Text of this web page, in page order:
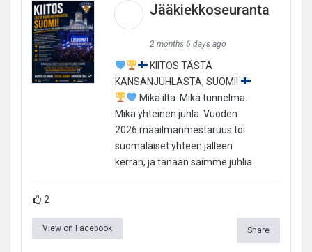
Jääkiekkoseuranta
2 months 6 days ago
KIITOS TÄSTÄ
KANSANJUHLASTA, SUOMI!
Mikä ilta. Mikä tunnelma.
Mikä yhteinen juhla. Vuoden
2026 maailmanmestaruus toi
suomalaiset yhteen jälleen
kerran, ja tänään saimme juhlia
2
View on Facebook Share